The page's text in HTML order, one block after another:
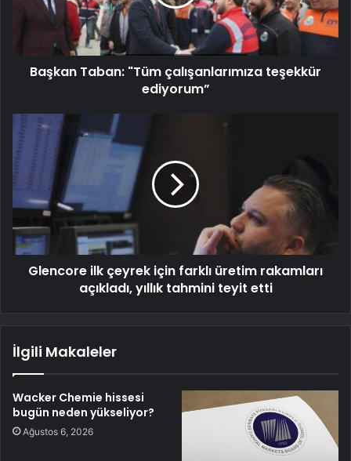
Başkan Taban: "Tüm çalışanlarımıza teşekkür
ediyorum”
Glencore ilk çeyrek için farklı üretim rakamları
açıkladı, yıllık tahmini teyit etti
İlgili Makaleler
Wacker Chemie hissesi
bugün neden yükseliyor?
Ağustos 6, 2026